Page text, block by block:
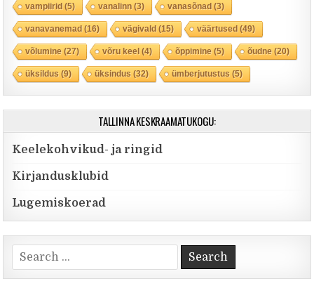
vampiirid(5) vanalinn(3) vanasõnad(3)
vanavanemad(16) vägivald(15) väärtused(49)
võlumine (27) võru keel(4) õppimine (5) õudne (20)
üksildus (9) üksindus (32) ümberjutustus (5)
TALLINNA KESKRAAMATUKOGU:
Keelekohvikud- ja ringid
Kirjandusklubid
Lugemiskoerad
Search for: